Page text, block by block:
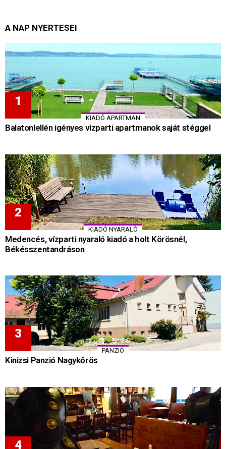
A NAP NYERTESEI
KIADÓ APARTMAN
Balatonlellén igényes vízparti apartmanok saját stéggel
KIADÓ NYARALÓ
Medencés, vízparti nyaraló kiadó a holt Körösnél,
Békésszentandráson
PANZIÓ
Kinizsi Panzió Nagykőrös